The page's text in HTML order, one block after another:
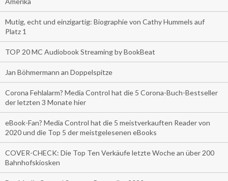
Mutig, echt und einzigartig: Biographie von Cathy Hummels auf
Platz 1
TOP 20 MC Audiobook Streaming by BookBeat
Jan Böhmermann an Doppelspitze
Corona Fehlalarm? Media Control hat die 5 Corona-Buch-Bestseller
der letzten 3 Monate hier
eBook-Fan? Media Control hat die 5 meistverkauften Reader von
2020 und die Top 5 der meistgelesenen eBooks
COVER-CHECK: Die Top Ten Verkäufe letzte Woche an über 200
Bahnhofskiosken